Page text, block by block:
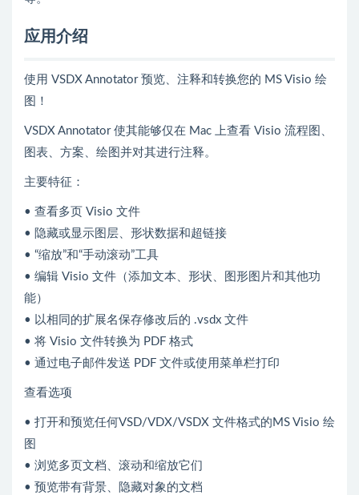
应用介绍
使用 VSDX Annotator 预览、注释和转换您的 MS Visio 绘
图！
VSDX Annotator 使其能够仅在 Mac 上查看 Visio 流程图、
图表、方案、绘图并对其进行注释。
主要特征：
• 查看多页 Visio 文件
• 隐藏或显示图层、形状数据和超链接
• “缩放”和“手动滚动”工具
• 编辑 Visio 文件（添加文本、形状、图形图片和其他功
能）
• 以相同的扩展名保存修改后的 .vsdx 文件
• 将 Visio 文件转换为 PDF 格式
• 通过电子邮件发送 PDF 文件或使用菜单栏打印
查看选项
• 打开和预览任何VSD/VDX/VSDX 文件格式的MS Visio 绘
图
• 浏览多页文档、滚动和缩放它们
• 预览带有背景、隐藏对象的文档